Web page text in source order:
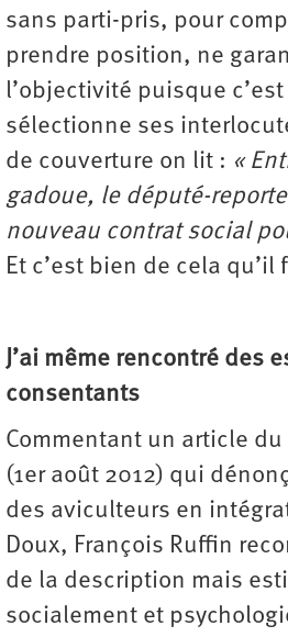
sans parti-pris, pour
prendre position, ne
l’objectivité puisque
sélectionne ses
de couverture on lit : «
gadoue, le député-
nouveau contrat social
Et c’est bien de cela
J’ai même rencontré des
consentants
Commentant un article
(1er août 2012) qui
des aviculteurs en
Doux, François Ruffin
de la description mais
socialement et